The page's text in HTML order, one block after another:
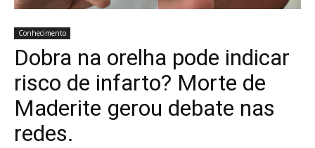
Conhecimento
Dobra na orelha pode indicar
risco de infarto? Morte de
Maderite gerou debate nas
redes.